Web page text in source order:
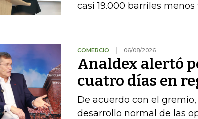
casi 19.000 barriles
COMERCIO 06/08/2026
Analdex alertó
cuatro días en
De acuerdo con el
desarrollo normal de las